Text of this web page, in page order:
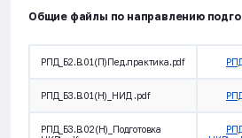
Общие файлы по направлению
РПД_Б2.В.01(П)Пед.практика.pdf
РПД_Б3.В.01(Н)_НИД .pdf
РПД_Б3.В.02(Н)_Подготовка